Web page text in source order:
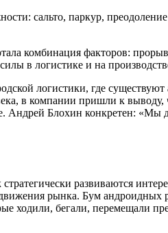
сальто, паркур,
комбинация факторов:
в логистике и на
логистики, где
в компании пришли к выводу,
Андрей Блохин конкретен: «Мы
развиваются
рынка. Бум андроидных
ходили, бегали, перемещали